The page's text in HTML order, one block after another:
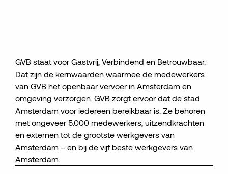
GVB staat voor Gastvrij, Verbindend en Betrouwbaar.
Dat zijn de kernwaarden waarmee de medewerkers
van GVB het openbaar vervoer in Amsterdam en
omgeving verzorgen. GVB zorgt ervoor dat de stad
Amsterdam voor iedereen bereikbaar is. Ze behoren
met ongeveer 5.000 medewerkers, uitzendkrachten
en externen tot de grootste werkgevers van
Amsterdam – en bij de vijf beste werkgevers van
Amsterdam.